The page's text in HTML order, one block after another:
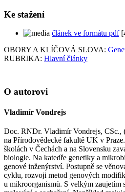
Ke stažení
článek ve formátu pdf
OBORY A KLÍČOVÁ SLOVA:
RUBRIKA: Hlavní články
O autorovi
Vladimír Vondrejs
Doc. RNDr. Vladimír Vondrejs, CSc.,
na Přírodovědecké fakultě UK v
školách v Čechách a na Slovensku
biologie. Na katedře genetiky a
genové inženýrství. Postupně se
cyklu, rozvoji metod genových
u mikroorganismů. S velkým zaujetím